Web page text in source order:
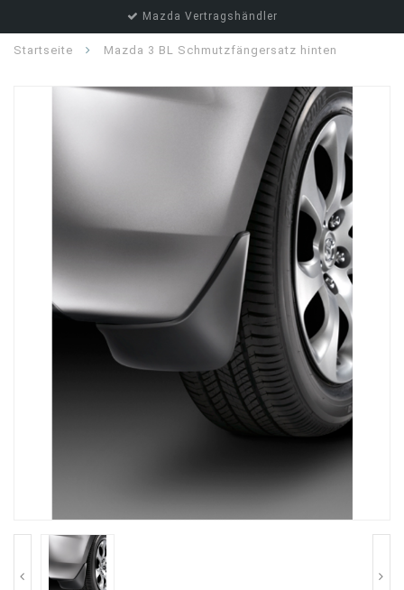
Mazda Vertragshändler
Startseite Mazda 3 BL Schmutzfängersatz hinten